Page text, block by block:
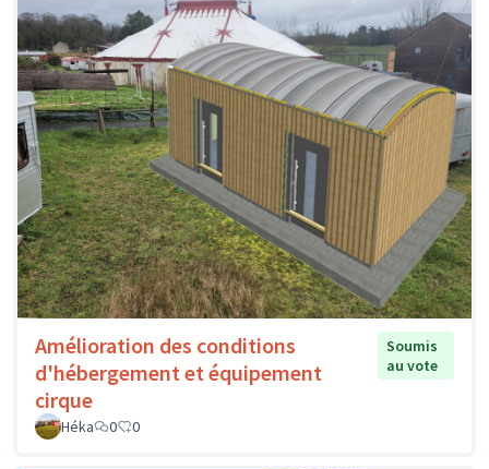
Amélioration des conditions
d'hébergement et équipement
cirque
Soumis
au vote
Héka 0 0